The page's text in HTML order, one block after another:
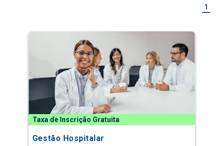
1
Taxa de Inscrição Gratuita
Gestão Hospitalar